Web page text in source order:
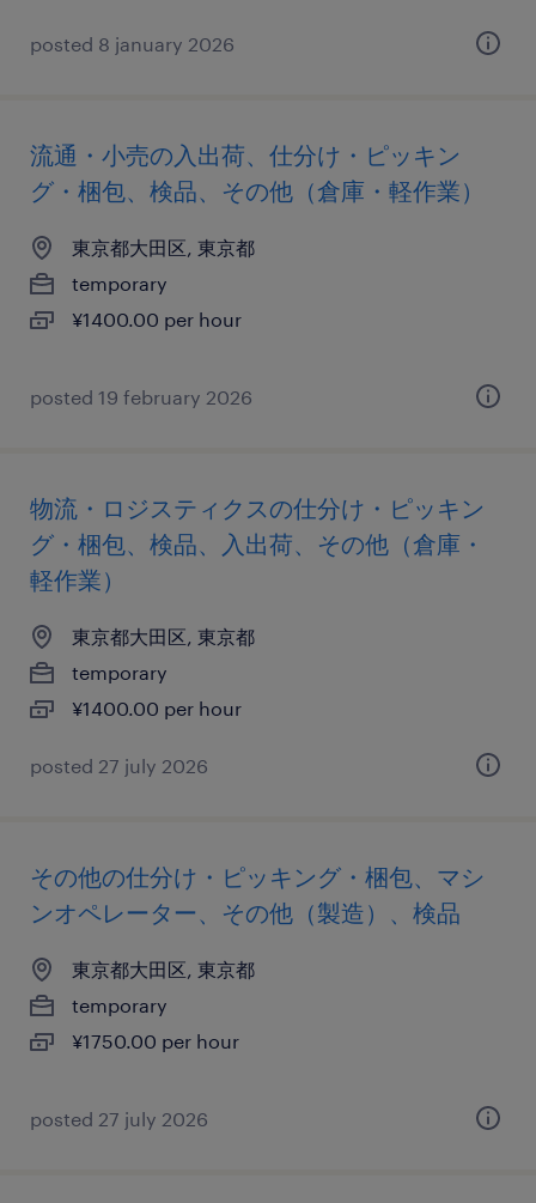
posted 8 january 2026
流通・小売の入出荷、仕分け・ピッキン
グ・梱包、検品、その他（倉庫・軽作業）
東京都大田区, 東京都
temporary
¥1400.00 per hour
posted 19 february 2026
物流・ロジスティクスの仕分け・ピッキン
グ・梱包、検品、入出荷、その他（倉庫・
軽作業）
東京都大田区, 東京都
temporary
¥1400.00 per hour
posted 27 july 2026
その他の仕分け・ピッキング・梱包、マシ
ンオペレーター、その他（製造）、検品
東京都大田区, 東京都
temporary
¥1750.00 per hour
posted 27 july 2026